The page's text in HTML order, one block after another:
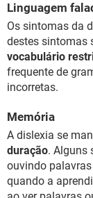
Linguagem
Os sintomas da
destes sintomas
vocabulário
frequente de
incorretas.
Memória
A dislexia se
duração. Alguns
ouvindo
quando a